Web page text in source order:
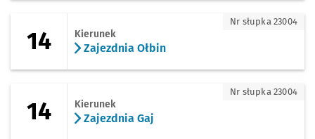
14 - kierunek Zajezdnia Ołbin
14 Kierunek
Zajezdnia Ołbin
Nr słupka 23004
14 Kierunek
Zajezdnia Gaj
Nr słupka 23004